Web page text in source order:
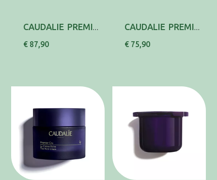
CAUDALIE PREMIER CRU CR 50ML
€ 87,90
CAUDALIE PREMIER CRU CR RECARGA 50ML
€ 75,90